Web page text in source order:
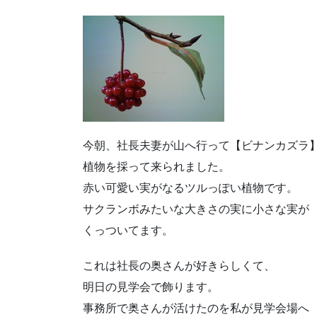
今朝、社長夫妻が山へ行って【ビナンカズラ
植物を採って来られました。
赤い可愛い実がなるツルっぽい植物です。
サクランボみたいな大きさの実に小さな実が
くっついてます。
これは社長の奥さんが好きらしくて、
明日の見学会で飾ります。
事務所で奥さんが活けたのを私が見学会場へ